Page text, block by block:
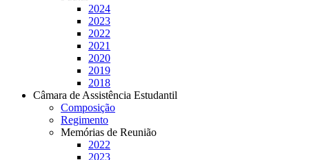
2024
2023
2022
2021
2020
2019
2018
Câmara de Assistência Estudantil
Composição
Regimento
Memórias de Reunião
2022
2023